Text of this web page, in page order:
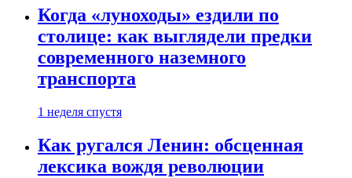
Когда «луноходы» ездили по
столице: как выглядели предки
современного наземного
транспорта
1 неделя спустя
Как ругался Ленин: обсценная
лексика вождя революции